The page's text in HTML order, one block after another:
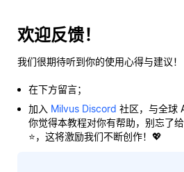
欢迎反馈！
我们很期待听到你的使用心得与建议！
在下方留言；
加入 Milvus Discord 社区，与全球
你觉得本教程对你有帮助，别忘了给
⭐，这将激励我们不断创作！💖